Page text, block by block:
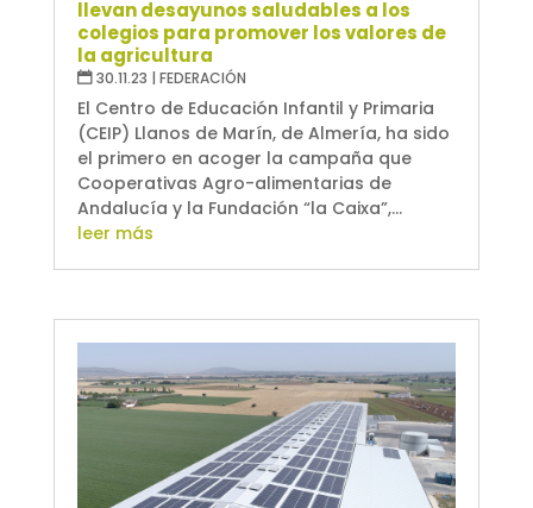
llevan desayunos saludables a los
colegios para promover los valores de
la agricultura
30.11.23 | FEDERACIÓN
El Centro de Educación Infantil y Primaria
(CEIP) Llanos de Marín, de Almería, ha sido
el primero en acoger la campaña que
Cooperativas Agro-alimentarias de
Andalucía y la Fundación “la Caixa”,...
leer más